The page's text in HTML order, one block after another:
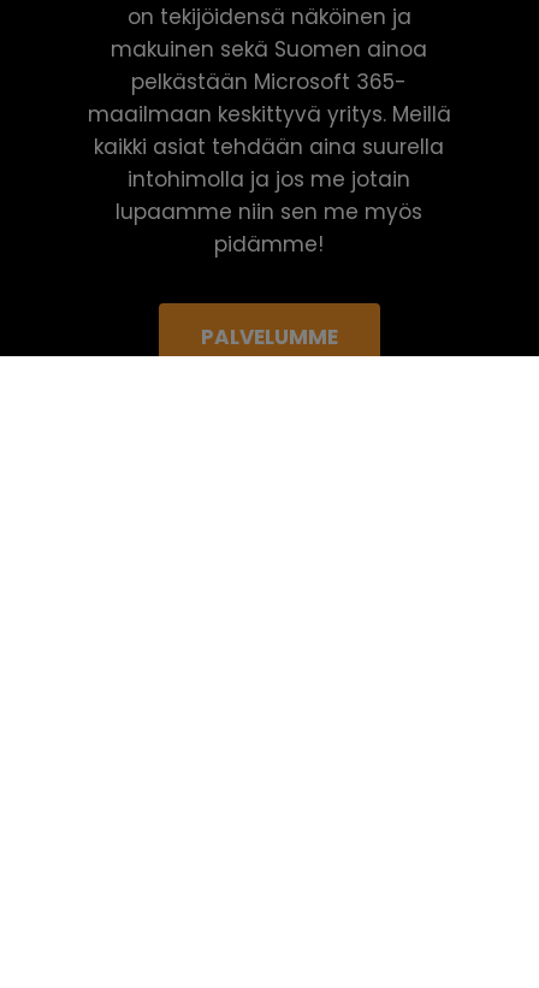
on tekijöidensä näköinen ja
makuinen sekä Suomen ainoa
pelkästään Microsoft 365-
maailmaan keskittyvä yritys. Meillä
kaikki asiat tehdään aina suurella
intohimolla ja jos me jotain
lupaamme niin sen me myös
pidämme!
PALVELUMME